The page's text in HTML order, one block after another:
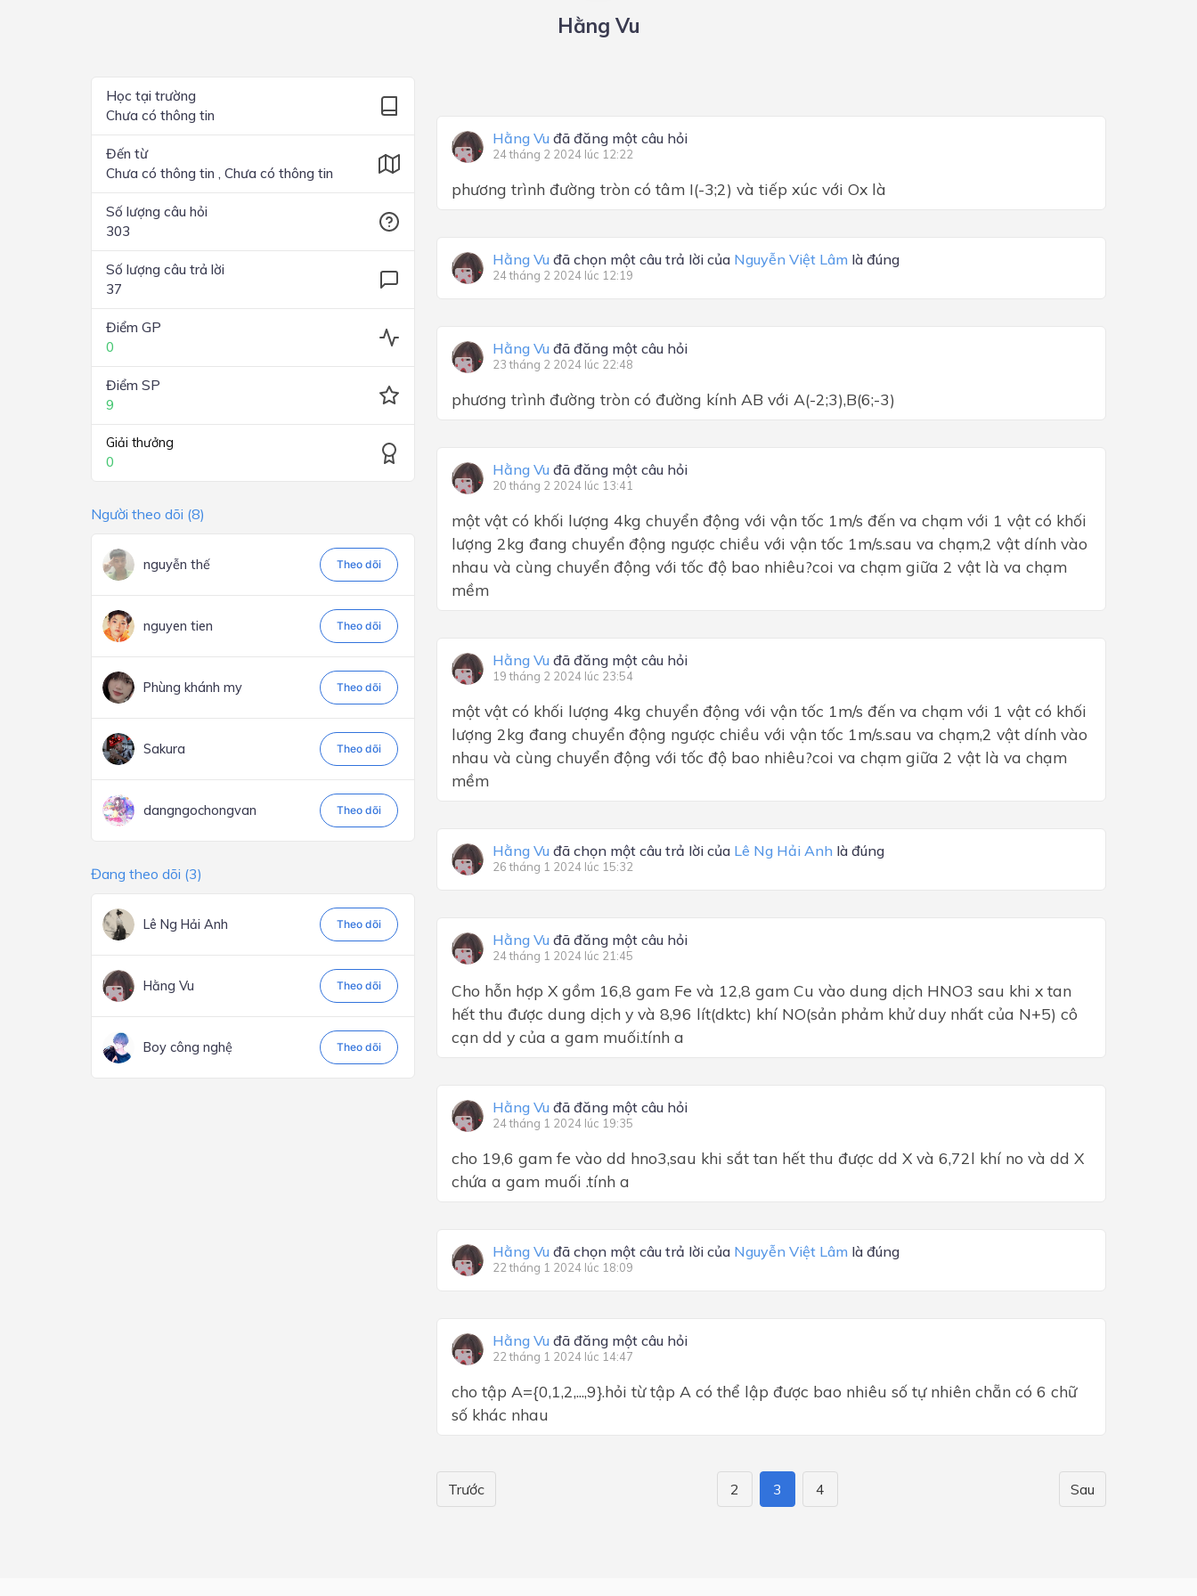
Lớp 2
Hằng Vu
Học tại trường
Chưa có thông tin
Đến từ
Chưa có thông tin , Chưa có thông tin
Số lượng câu hỏi
303
Số lượng câu trả lời
37
Điểm GP
0
Điểm SP
9
Giải thưởng
0
Người theo dõi (8)
nguyễn thế Theo dõi
nguyen tien Theo dõi
Phùng khánh my Theo dõi
Sakura Theo dõi
dangngochongvan Theo dõi
Đang theo dõi (3)
Lê Ng Hải Anh Theo dõi
Hằng Vu Theo dõi
Boy công nghệ Theo dõi
Hằng Vu đã đăng một câu hỏi
24 tháng 2 2024 lúc 12:22
phương trình đường tròn có tâm I(-3;2) và tiếp xúc với Ox là
Hằng Vu đã chọn một câu trả lời của Nguyễn Việt Lâm là đúng
24 tháng 2 2024 lúc 12:19
Hằng Vu đã đăng một câu hỏi
23 tháng 2 2024 lúc 22:48
phương trình đường tròn có đường kính AB với A(-2;3),B(6;-3)
Hằng Vu đã đăng một câu hỏi
20 tháng 2 2024 lúc 13:41
một vật có khối lượng 4kg chuyển động với vận tốc 1m/s đến va chạm với 1 vật có khối
lượng 2kg đang chuyển động ngược chiều với vận tốc 1m/s.sau va chạm,2 vật dính vào
nhau và cùng chuyển động với tốc độ bao nhiêu?coi va chạm giữa 2 vật là va chạm
mềm
Hằng Vu đã đăng một câu hỏi
19 tháng 2 2024 lúc 23:54
một vật có khối lượng 4kg chuyển động với vận tốc 1m/s đến va chạm với 1 vật có khối
lượng 2kg đang chuyển động ngược chiều với vận tốc 1m/s.sau va chạm,2 vật dính vào
nhau và cùng chuyển động với tốc độ bao nhiêu?coi va chạm giữa 2 vật là va chạm
mềm
Hằng Vu đã chọn một câu trả lời của Lê Ng Hải Anh là đúng
26 tháng 1 2024 lúc 15:32
Hằng Vu đã đăng một câu hỏi
24 tháng 1 2024 lúc 21:45
Cho hỗn hợp X gồm 16,8 gam Fe và 12,8 gam Cu vào dung dịch HNO3 sau khi x tan
hết thu được dung dịch y và 8,96 lít(dktc) khí NO(sản phảm khử duy nhất của N+5) cô
cạn dd y của a gam muối.tính a
Hằng Vu đã đăng một câu hỏi
24 tháng 1 2024 lúc 19:35
cho 19,6 gam fe vào dd hno3,sau khi sắt tan hết thu được dd X và 6,72l khí no và dd X
chứa a gam muối .tính a
Hằng Vu đã chọn một câu trả lời của Nguyễn Việt Lâm là đúng
22 tháng 1 2024 lúc 18:09
Hằng Vu đã đăng một câu hỏi
22 tháng 1 2024 lúc 14:47
cho tập A={0,1,2,...,9}.hỏi từ tập A có thể lập được bao nhiêu số tự nhiên chẵn có 6 chữ
số khác nhau
Trước Sau
2 3 4